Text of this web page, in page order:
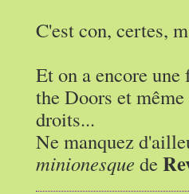
C'est con, certes,
Et on a encore
the Doors et
droits...
Ne manquez
minionesque de